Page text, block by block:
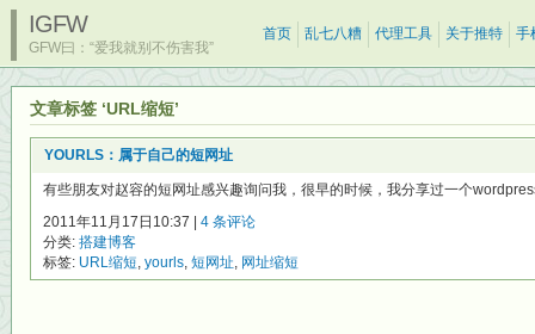
IGFW
GFW曰：“爱我就别不伤害我”
首页 乱七八糟 代理工具 关于推特 手
文章标签 ‘URL缩短’
YOURLS：属于自己的短网址
有些朋友对赵容的短网址感兴趣询问我，很早的时候，我分享过一个
2011年11月17日10:37 | 4 条评论
分类: 搭建博客
标签: URL缩短, yourls, 短网址, 网址缩短